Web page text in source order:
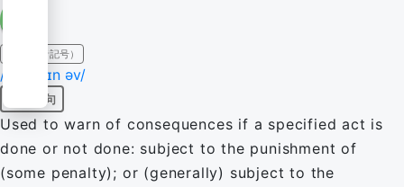
IPA（発音記号）
/ɒn ˈpeɪn əv/
前置詞句
Used to warn of consequences if a specified act is
done or not done: subject to the punishment of
(some penalty); or (generally) subject to the